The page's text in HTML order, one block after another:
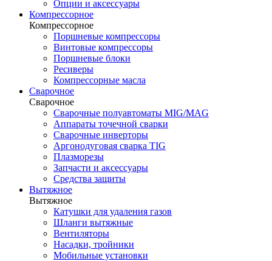
Опции и аксессуары
Компрессорное
Компрессорное
Поршневые компрессоры
Винтовые компрессоры
Поршневые блоки
Ресиверы
Компрессорные масла
Сварочное
Сварочное
Сварочные полуавтоматы MIG/MAG
Аппараты точечной сварки
Сварочные инверторы
Аргонодуговая сварка TIG
Плазморезы
Запчасти и аксессуары
Средства защиты
Вытяжное
Вытяжное
Катушки для удаления газов
Шланги вытяжные
Вентиляторы
Насадки, тройники
Мобильные установки